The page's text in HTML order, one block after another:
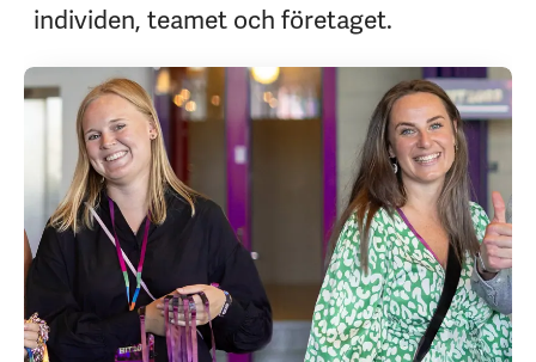
individen, teamet och företaget.